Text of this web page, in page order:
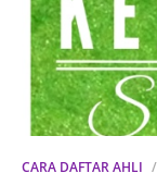
CARA DAFTAR AHLI